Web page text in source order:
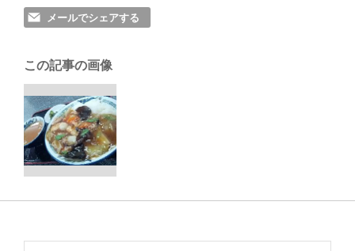
メールでシェアする
この記事の画像